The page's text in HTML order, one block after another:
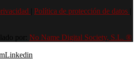
Política de protección de datos
por: No Name Digital Society, S.L. ®
Linkedin